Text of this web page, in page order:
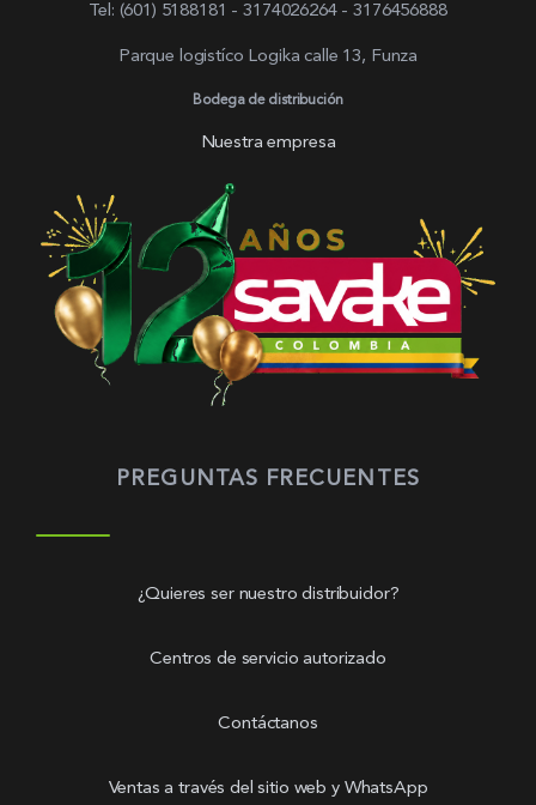
Tel: (601) 5188181 - 3174026264 - 3176456888
Parque logistíco Logika calle 13, Funza
Bodega de distribución
Nuestra empresa
PREGUNTAS FRECUENTES
¿Quieres ser nuestro distribuidor?
Centros de servicio autorizado
Contáctanos
Ventas a través del sitio web y WhatsApp